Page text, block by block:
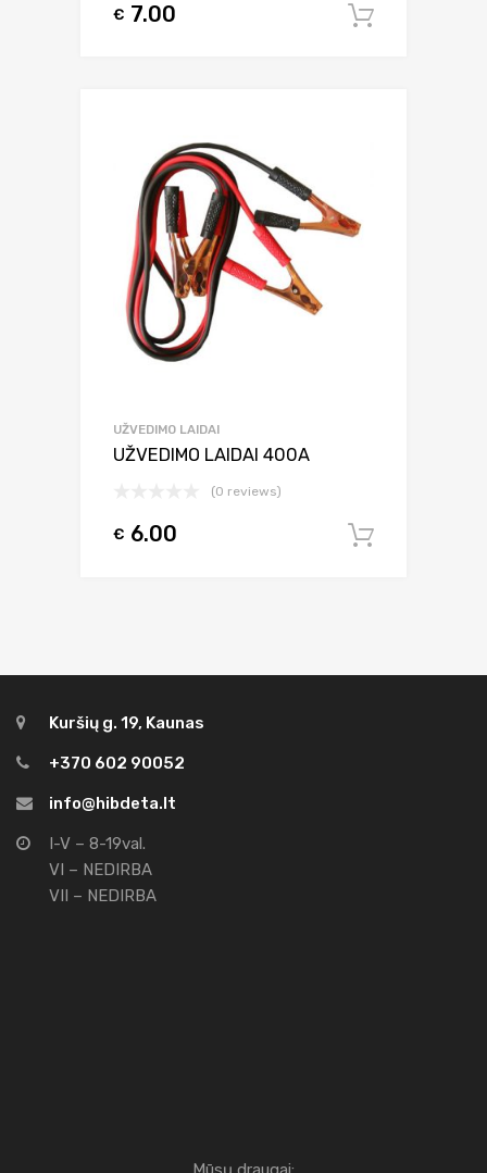
€ 7.00
UŽVEDIMO LAIDAI
UŽVEDIMO LAIDAI 400A
(0 reviews)
€ 6.00
Kuršių g. 19, Kaunas
+370 602 90052
info@hibdeta.lt
I-V – 8-19val.
VI – NEDIRBA
VII – NEDIRBA